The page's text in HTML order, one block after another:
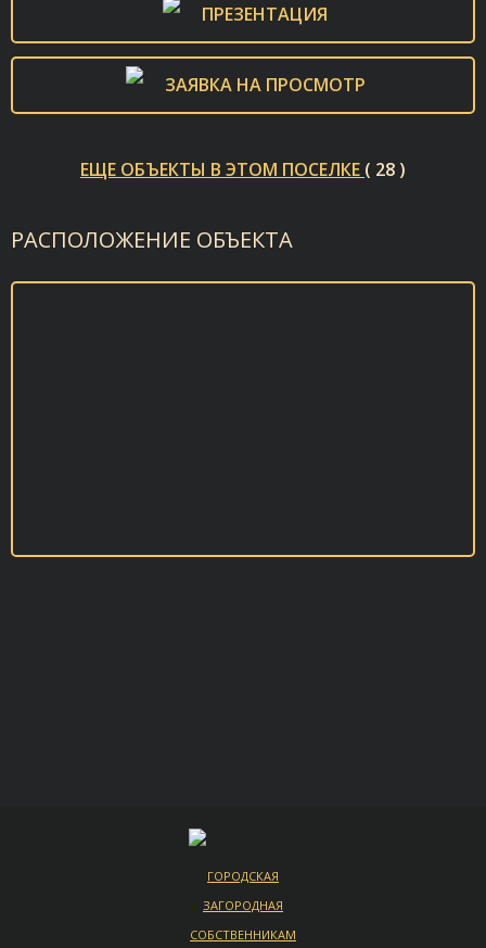
ПРЕЗЕНТАЦИЯ
ЗАЯВКА НА ПРОСМОТР
ЕЩЕ ОБЪЕКТЫ В ЭТОМ ПОСЕЛКЕ ( 28 )
РАСПОЛОЖЕНИЕ ОБЪЕКТА
ГОРОДСКАЯ
ЗАГОРОДНАЯ
СОБСТВЕННИКАМ